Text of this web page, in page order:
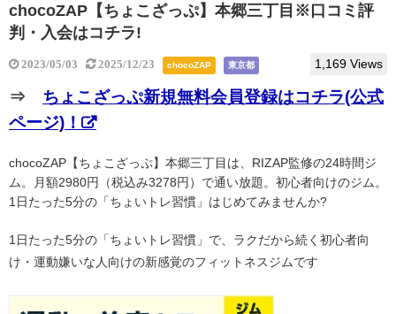
chocoZAP【ちょこざっぷ】本郷三丁目※口コミ評
判・入会はコチラ!
2023/05/03 2025/12/23 chocoZAP 東京都 1,169 Views
⇒ ちょこざっぷ新規無料会員登録はコチラ(公式
ページ)！
chocoZAP【ちょこざっぷ】本郷三丁目は、RIZAP監修の24時間ジ
ム。月額2980円（税込み3278円）で通い放題。初心者向けのジム。
1日たった5分の「ちょいトレ習慣」はじめてみませんか?
1日たった5分の「ちょいトレ習慣」で、ラクだから続く初心者向
け・運動嫌いな人向けの新感覚のフィットネスジムです